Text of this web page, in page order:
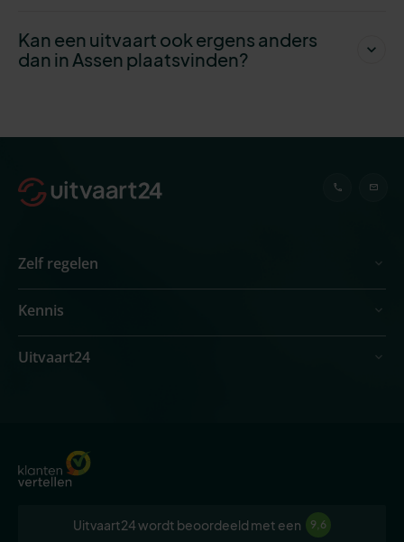
Kan een uitvaart ook ergens anders
dan in Assen plaatsvinden?
Zelf regelen
Kennis
Uitvaart24
Uitvaart24 wordt beoordeeld met een 9,6